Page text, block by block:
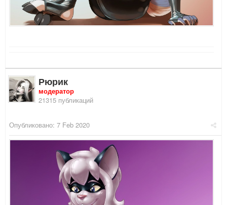
Рюрик
модератор
21315 публикаций
Опубликовано: 7 Feb 2020